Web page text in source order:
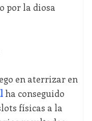
por la diosa
en aterrizar en
ha conseguido
físicas a la